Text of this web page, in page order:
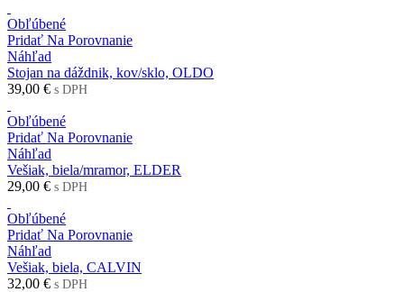
Obľúbené
Pridať Na Porovnanie
Náhľad
Stojan na dáždnik, kov/sklo, OLDO
39,00 € s DPH
Obľúbené
Pridať Na Porovnanie
Náhľad
Vešiak, biela/mramor, ELDER
29,00 € s DPH
Obľúbené
Pridať Na Porovnanie
Náhľad
Vešiak, biela, CALVIN
32,00 € s DPH